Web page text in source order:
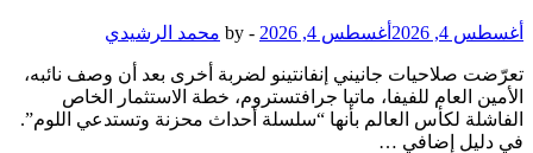
أغسطس 4, 2026 أغسطس 4, 2026 -
by محمد الرشيدي
تعرّضت صلاحيات جانيني إنفانتينو لضربة أخرى بعد أن وصف نائبه،
الأمين العام للفيفا، ماتيا جرافتستروم، خطة الاستثمار الخاص
الفاشلة لكأس العالم بأنها “سلسلة أحداث محزنة وتستدعي اللوم”.
في دليل إضافي …